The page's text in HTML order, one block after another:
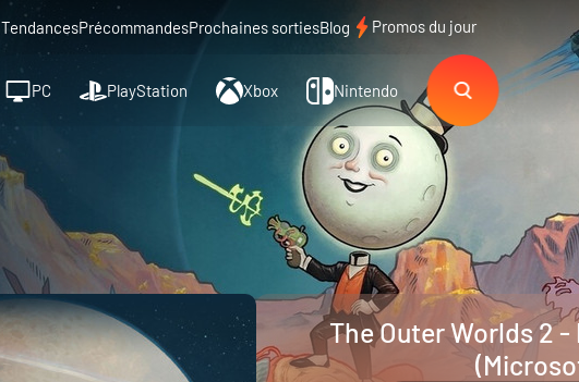
TendancesPrécommandesProchaines sortiesBlog Promos du jour
PC PlayStation Xbox Nintendo
The Outer Worlds 2 -